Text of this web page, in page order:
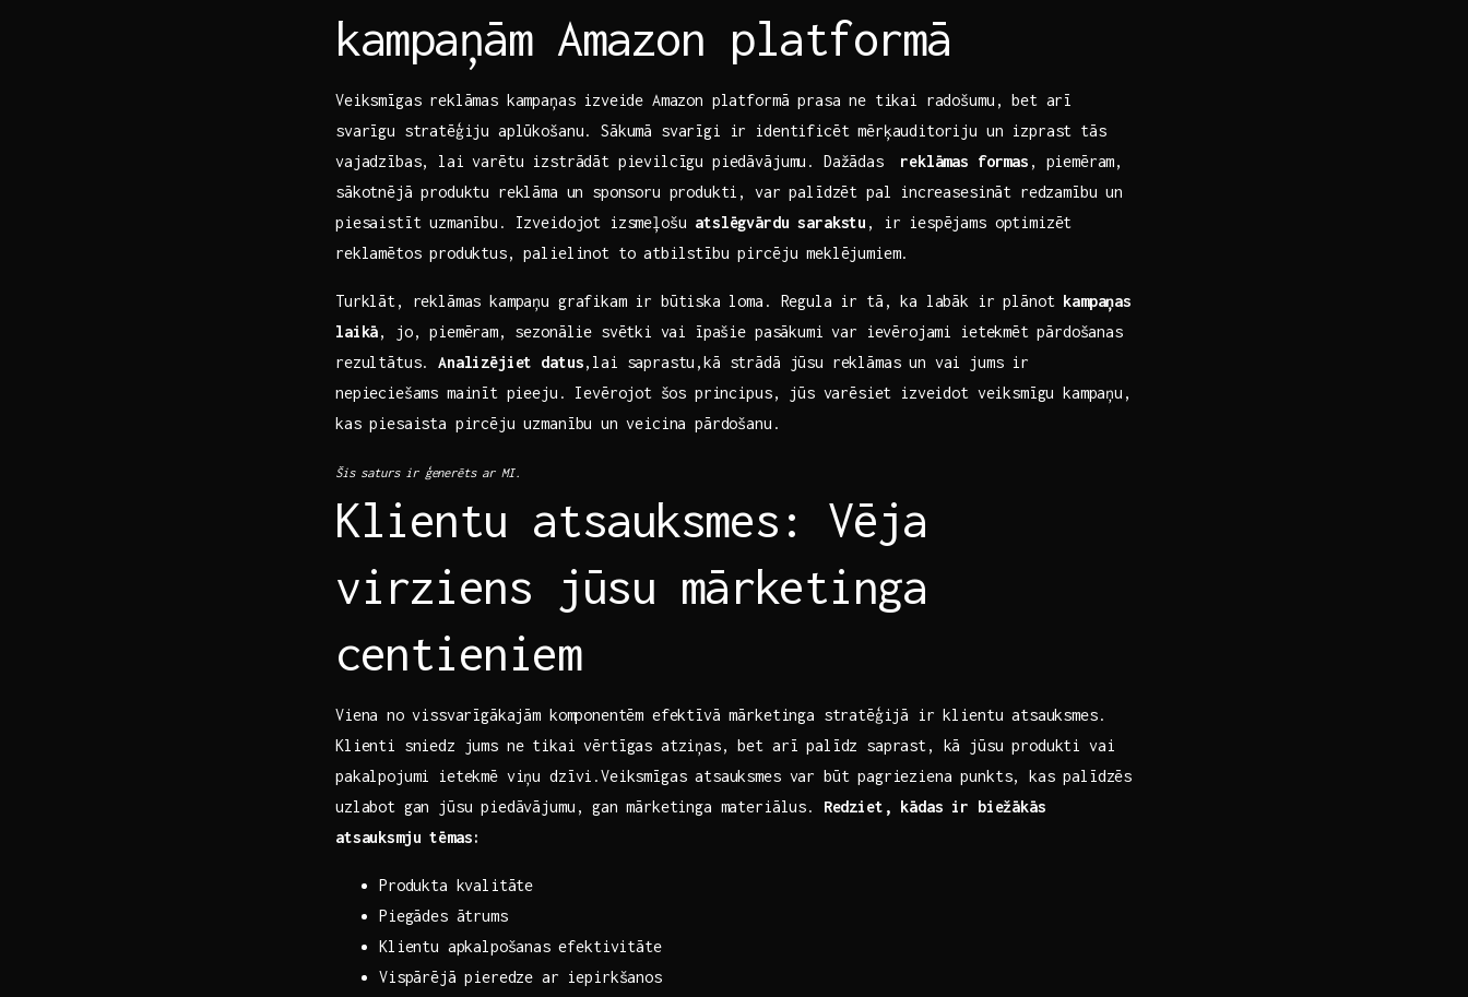
kampaņām Amazon platformā
Veiksmīgas reklāmas kampaņas ⁢izveide Amazon platformā prasa ne tikai radošumu, bet arī
svarīgu stratēģiju aplūkošanu. Sākumā svarīgi ir identificēt mērķauditoriju un izprast tās
vajadzības, lai varētu izstrādāt pievilcīgu piedāvājumu. Dažādas ⁤ reklāmas formas , piemēram,
sākotnējā produktu reklāma⁤ un sponsoru produkti, var palīdzēt pal ⁤increasesināt redzamību un
piesaistīt uzmanību. Izveidojot izsmeļošu atslēgvārdu sarakstu , ir iespējams optimizēt
reklamētos produktus, palielinot to atbilstību pircēju‌ meklējumiem.
Turklāt,​ reklāmas kampaņu grafikam ir būtiska ⁤loma. Regula ir tā, ka labāk ir plānot kampaņas
laikā, jo, piemēram, ⁢sezonālie svētki ⁤vai īpašie pasākumi var ievērojami ietekmēt ⁣pārdošanas
rezultātus.Analizējiet datus,lai saprastu,kā strādā jūsu reklāmas un vai jums ir
nepieciešams mainīt ⁤pieeju. Ievērojot ⁢šos principus, jūs varēsiet izveidot​ veiksmīgu kampaņu,
kas piesaista pircēju uzmanību⁢ un veicina pārdošanu.
Šis saturs ir ģenerēts ar MI.
Klientu atsauksmes: Vēja
virziens jūsu mārketinga
centieniem
Viena ⁢no vissvarīgākajām komponentēm efektīvā mārketinga stratēģijā ir klientu atsauksmes.
Klienti sniedz jums ne tikai vērtīgas atziņas, bet arī palīdz saprast, kā jūsu produkti vai
pakalpojumi ietekmē viņu dzīvi.Veiksmīgas atsauksmes var būt pagrieziena punkts, kas palīdzēs
uzlabot gan jūsu piedāvājumu, ⁢gan mārketinga materiālus. Redziet, kādas ir biežākās
atsauksmju tēmas:
Produkta kvalitāte
Piegādes ātrums
Klientu apkalpošanas⁤ efektivitāte
Vispārējā pieredze ar iepirkšanos